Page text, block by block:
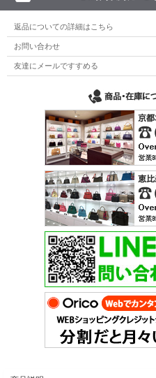
返品についての詳細はこちら
お問い合わせ
友達にメールですすめる